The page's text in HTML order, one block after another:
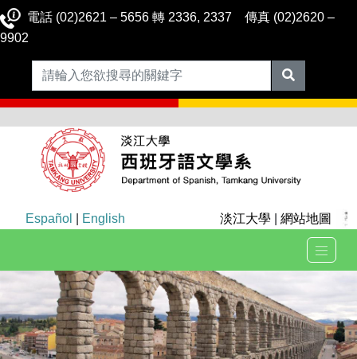
電話 (02)2621 – 5656 轉 2336, 2337 傳真 (02)2620 –
9902
Español English 淡江大學 網站地圖